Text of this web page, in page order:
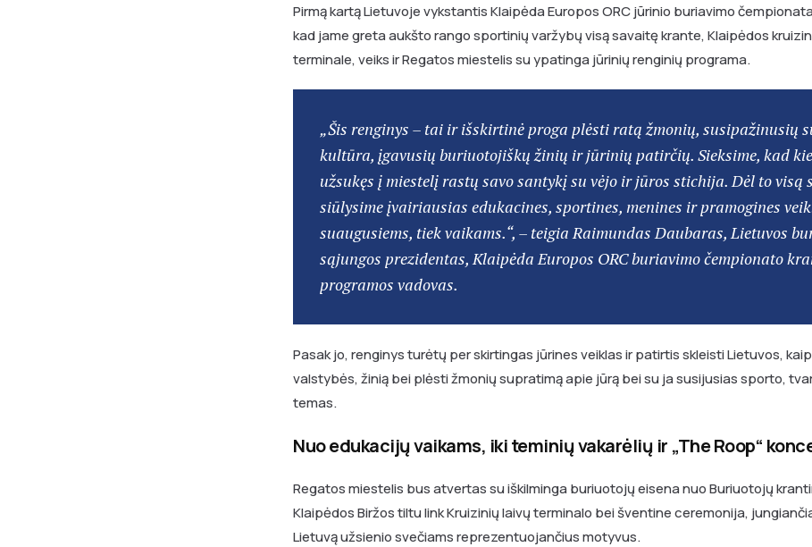
Pirmą kartą Lietuvoje vykstantis Klaipėda Europos ORC jūrinio buriavimo
kad jame greta aukšto rango sportinių varžybų visą savaitę krante, Klaipėdos
terminale, veiks ir Regatos miestelis su ypatinga jūrinių renginių programa.
„Šis renginys – tai ir išskirtinė proga plėsti ratą žmonių, susipažinusių
kultūra, įgavusių buriuotojiškų žinių ir jūrinių patirčių. Sieksime, kad
užsukęs į miestelį rastų savo santykį su vėjo ir jūros stichija. Dėl to visą
siūlysime įvairiausias edukacines, sportines, menines ir pramogines
suaugusiems, tiek vaikams.“, – teigia Raimundas Daubaras, Lietuvos
sąjungos prezidentas, Klaipėda Europos ORC buriavimo čempionato
programos vadovas.
Pasak jo, renginys turėtų per skirtingas jūrines veiklas ir patirtis skleisti Lietuvos,
valstybės, žinią bei plėsti žmonių supratimą apie jūrą bei su ja susijusias sporto,
temas.
Nuo edukacijų vaikams, iki teminių vakarėlių ir „The Roop“
Regatos miestelis bus atvertas su iškilminga buriuotojų eisena nuo Buriuotojų
Klaipėdos Biržos tiltu link Kruizinių laivų terminalo bei šventine ceremonija,
Lietuvą užsienio svečiams reprezentuojančius motyvus.